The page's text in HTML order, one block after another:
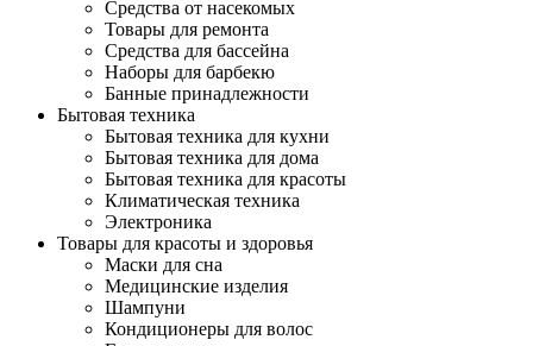
Средства от насекомых
Товары для ремонта
Средства для бассейна
Наборы для барбекю
Банные принадлежности
Бытовая техника
Бытовая техника для кухни
Бытовая техника для дома
Бытовая техника для красоты
Климатическая техника
Электроника
Товары для красоты и здоровья
Маски для сна
Медицинские изделия
Шампуни
Кондиционеры для волос